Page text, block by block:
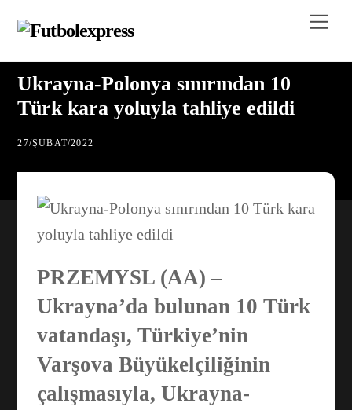
content
Ukrayna-Polonya sınırından 10
Türk kara yoluyla tahliye edildi
27/ŞUBAT/2022
PRZEMYSL (AA) –
Ukrayna’da bulunan 10 Türk
vatandaşı, Türkiye’nin
Varşova Büyükelçiliğinin
çalışmasıyla, Ukrayna-